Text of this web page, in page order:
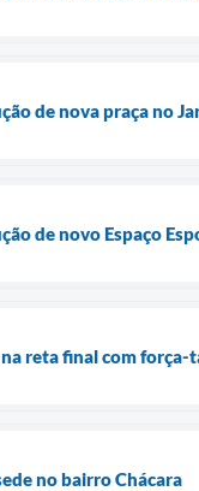
de nova praça no
de novo Espaço
reta final com
no bairro Chácara